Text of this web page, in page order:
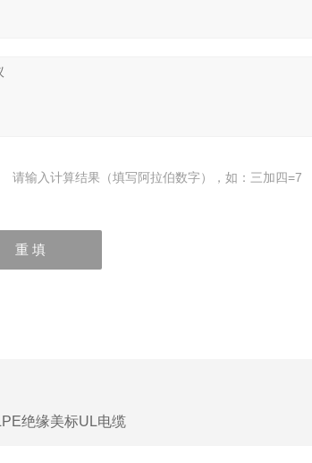
请输入计算结果（填写阿拉伯数字），如：三加四=7
绝缘美标UL电缆